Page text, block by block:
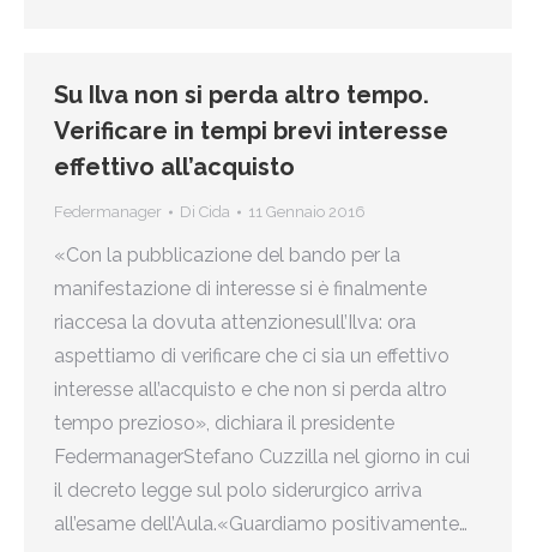
Su Ilva non si perda altro tempo.
Verificare in tempi brevi interesse
effettivo all’acquisto
Federmanager Di Cida 11 Gennaio 2016
«Con la pubblicazione del bando per la
manifestazione di interesse si è finalmente
riaccesa la dovuta attenzionesull’Ilva: ora
aspettiamo di verificare che ci sia un effettivo
interesse all’acquisto e che non si perda altro
tempo prezioso», dichiara il presidente
FedermanagerStefano Cuzzilla nel giorno in cui
il decreto legge sul polo siderurgico arriva
all’esame dell’Aula.«Guardiamo positivamente…